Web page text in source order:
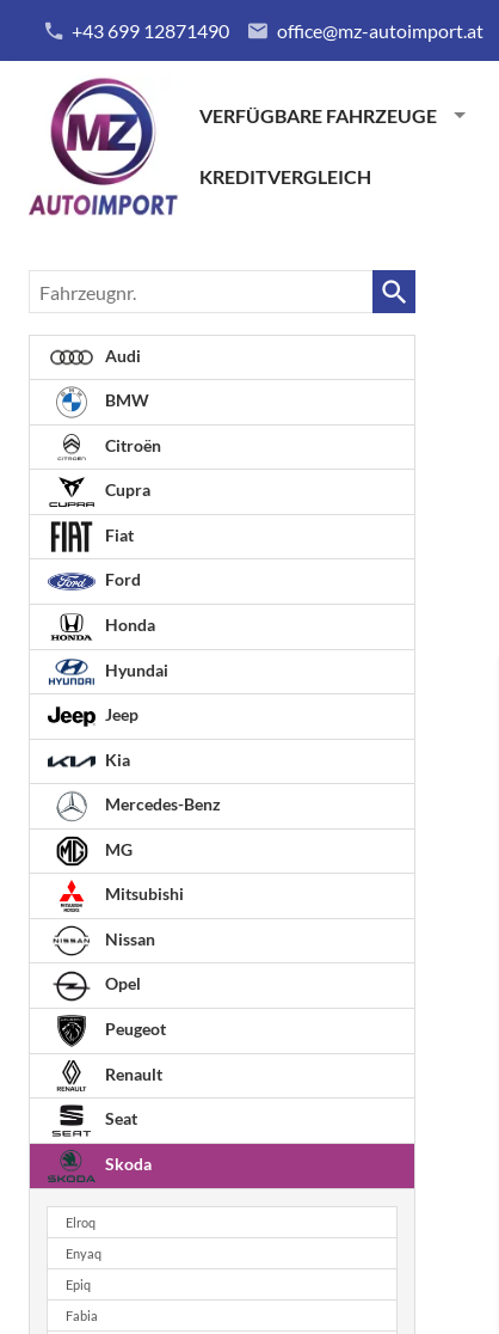
+43 699 12871490 office@mz-autoimport.at
VERFÜGBARE FAHRZEUGE
KREDITVERGLEICH
Fahrzeugnr.
Audi
BMW
Citroën
Cupra
Fiat
Ford
Honda
Hyundai
Jeep
Kia
Mercedes-Benz
MG
Mitsubishi
Nissan
Opel
Peugeot
Renault
Seat
Skoda
Elroq
Enyaq
Epiq
Fabia